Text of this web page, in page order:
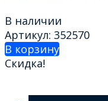
В наличии
Артикул: 352570
В корзину
Скидка!